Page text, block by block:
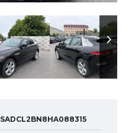
SADCL2BN8HA088315